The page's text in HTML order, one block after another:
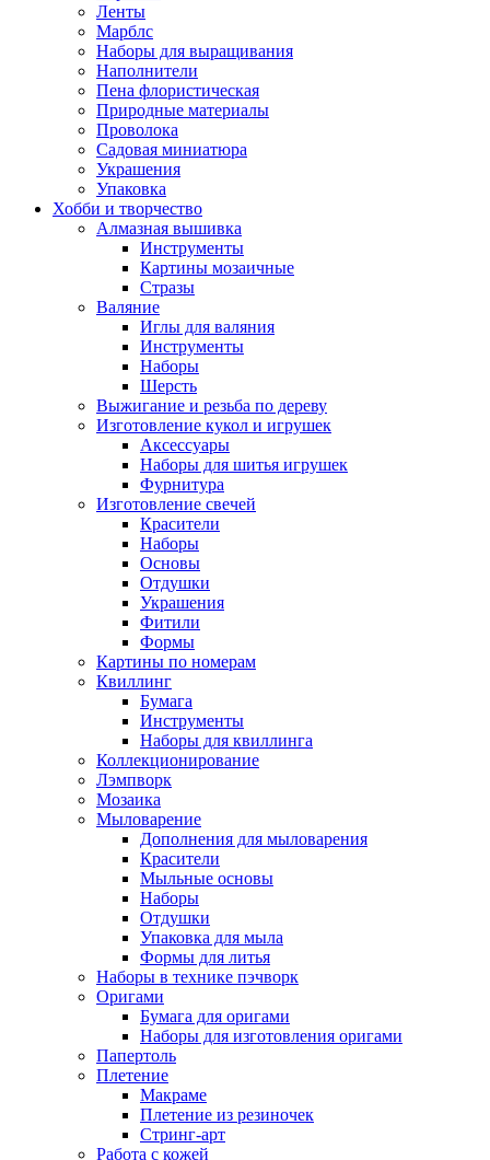
Ленты
Марблс
Наборы для выращивания
Наполнители
Пена флористическая
Природные материалы
Проволока
Садовая миниатюра
Украшения
Упаковка
Хобби и творчество
Алмазная вышивка
Инструменты
Картины мозаичные
Стразы
Валяние
Иглы для валяния
Инструменты
Наборы
Шерсть
Выжигание и резьба по дереву
Изготовление кукол и игрушек
Аксессуары
Наборы для шитья игрушек
Фурнитура
Изготовление свечей
Красители
Наборы
Основы
Отдушки
Украшения
Фитили
Формы
Картины по номерам
Квиллинг
Бумага
Инструменты
Наборы для квиллинга
Коллекционирование
Лэмпворк
Мозаика
Мыловарение
Дополнения для мыловарения
Красители
Мыльные основы
Наборы
Отдушки
Упаковка для мыла
Формы для литья
Наборы в технике пэчворк
Оригами
Бумага для оригами
Наборы для изготовления оригами
Папертоль
Плетение
Макраме
Плетение из резиночек
Стринг-арт
Работа с кожей